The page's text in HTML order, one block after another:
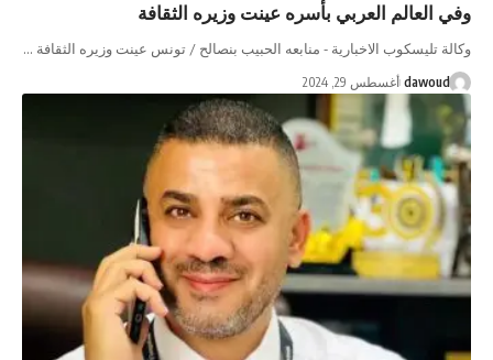
وفي العالم العربي بأسره عينت وزيره الثقافة
وكالة تليسكوب الاخبارية - منابعه الحبيب بنصالح / تونس عينت وزيره الثقافة …
dawoud أغسطس 29, 2024